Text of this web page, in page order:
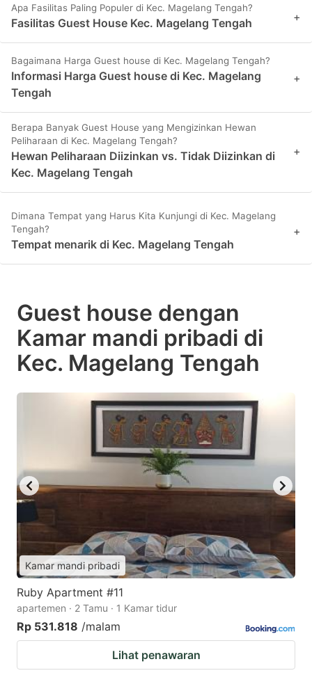
Apa Fasilitas Paling Populer di Kec. Magelang Tengah?
Fasilitas Guest House Kec. Magelang Tengah +
Bagaimana Harga Guest house di Kec. Magelang Tengah?
Informasi Harga Guest house di Kec. Magelang
Tengah
+
Berapa Banyak Guest House yang Mengizinkan Hewan
Peliharaan di Kec. Magelang Tengah?
Hewan Peliharaan Diizinkan vs. Tidak Diizinkan di
Kec. Magelang Tengah
+
Dimana Tempat yang Harus Kita Kunjungi di Kec. Magelang
Tengah?
Tempat menarik di Kec. Magelang Tengah
+
Guest house dengan
Kamar mandi pribadi di
Kec. Magelang Tengah
Kamar mandi pribadi
Ruby Apartment #11
apartemen · 2 Tamu · 1 Kamar tidur
Rp 531.818 /malam
Lihat penawaran